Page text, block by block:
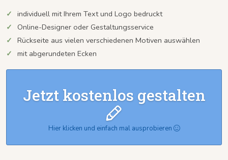
individuell mit Ihrem Text und Logo bedruckt
Online-Designer oder Gestaltungsservice
Rückseite aus vielen verschiedenen Motiven auswählen
mit abgerundeten Ecken
Hier klicken und einfach mal ausprobieren